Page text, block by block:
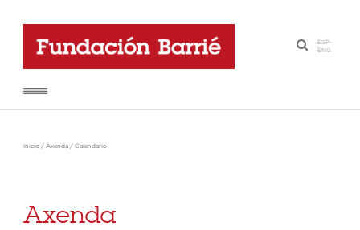
·
ESP-
ENG
Inicio / Axenda / Calendario
Axenda